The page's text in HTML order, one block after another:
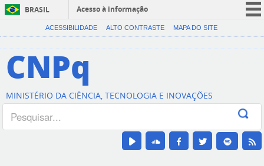
BRASIL
Acesso à informação
CORONAVÍRUS (COVID-19)
Canais
ACESSIBILIDADE ALTO CONTRASTE MAPA DO SITE
CNPq
MINISTÉRIO DA CIÊNCIA, TECNOLOGIA E INOVAÇÕES